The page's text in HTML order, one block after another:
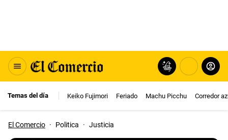
Temas del día Keiko Fujimori Feriado Machu Picchu Corredor
El Comercio · Politica · Justicia